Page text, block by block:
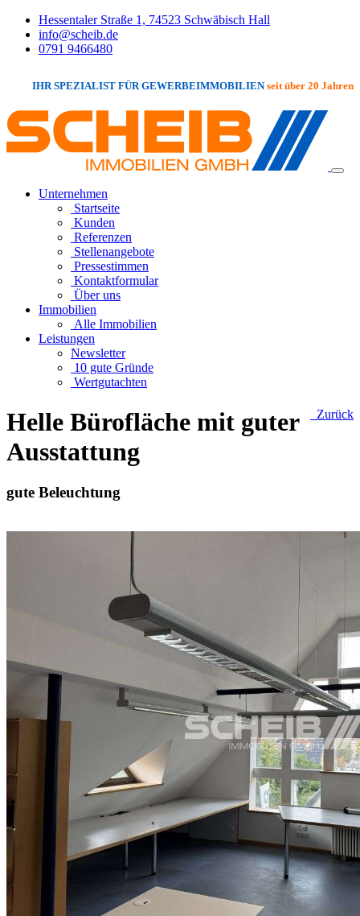
Hessentaler Straße 1, 74523 Schwäbisch Hall
info@scheib.de
0791 9466480
IHR SPEZIALIST FÜR GEWERBEIMMOBILIENseit über 20 Jahren
Unternehmen
Startseite
Kunden
Referenzen
Stellenangebote
Pressestimmen
Kontaktformular
Über uns
Immobilien
Alle Immobilien
Leistungen
Newsletter
10 gute Gründe
Wertgutachten
Zurück
Helle Bürofläche mit guter
Ausstattung
gute Beleuchtung